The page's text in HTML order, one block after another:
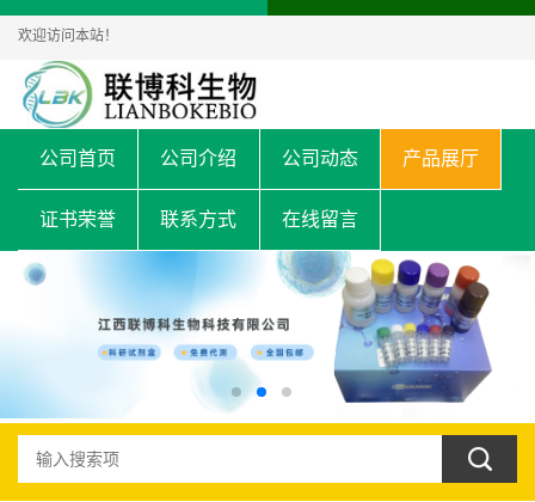
欢迎访问本站！
公司首页 公司介绍 公司动态 产品展厅
证书荣誉 联系方式 在线留言